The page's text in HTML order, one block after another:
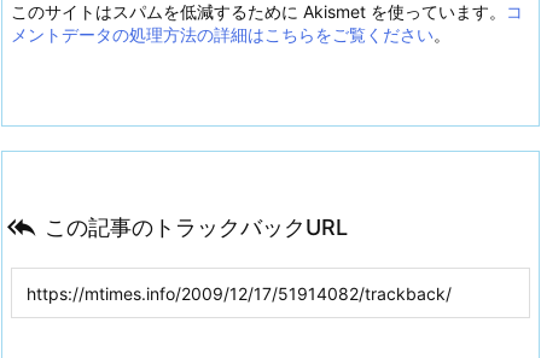
このサイトはスパムを低減するために Akismet を使っています。
コ
メントデータの処理方法の詳細はこちらをご覧ください。
 この記事のトラックバックURL